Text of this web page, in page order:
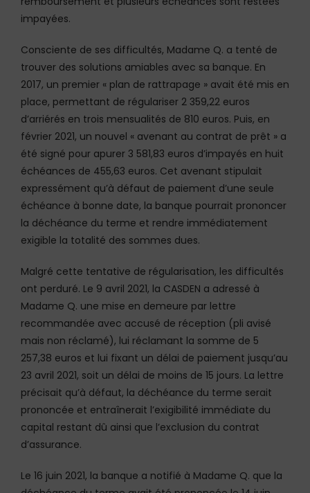
impayées.
Consciente de ses difficultés, Madame Q. a tenté de
trouver des solutions amiables avec sa banque. En
2017, un premier « plan de rattrapage » avait été mis en
place, permettant de régulariser 2 359,22 euros
d’arriérés en trois mensualités de 810 euros. Puis, en
février 2021, un nouvel « avenant au contrat de prêt » a
été signé pour apurer 3 581,83 euros d’impayés en huit
échéances de 455,63 euros. Cet avenant stipulait
expressément qu’à défaut de paiement d’une seule
échéance à bonne date, la banque pourrait prononcer
la déchéance du terme et rendre immédiatement
exigible la totalité des sommes dues.
Malgré cette tentative de régularisation, les difficultés
ont perduré. Le 9 avril 2021, la CASDEN a adressé à
Madame Q. une mise en demeure par lettre
recommandée avec accusé de réception (pli avisé
mais non réclamé), lui réclamant la somme de 5
257,38 euros et lui fixant un délai de paiement jusqu’au
23 avril 2021, soit un délai de moins de 15 jours. La lettre
précisait qu’à défaut, la déchéance du terme serait
prononcée et entraînerait l’exigibilité immédiate du
capital restant dû ainsi que l’exclusion du contrat
d’assurance.
Le 16 juin 2021, la banque a notifié à Madame Q. que la